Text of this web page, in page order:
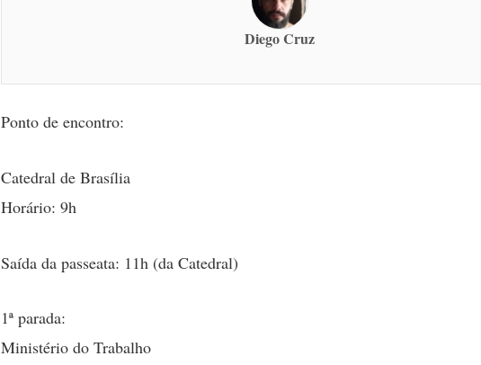
Diego Cruz
Ponto de encontro:
Catedral de Brasília
Horário: 9h
Saída da passeata: 11h (da Catedral)
1ª parada:
Ministério do Trabalho